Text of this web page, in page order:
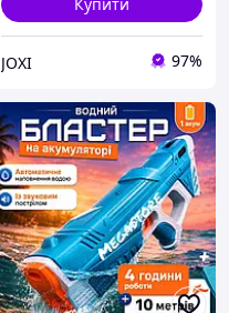
JOXI 97%